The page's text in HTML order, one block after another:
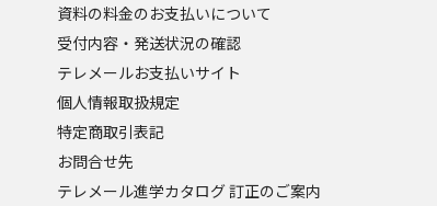
資料の料金のお支払いについて
受付内容・発送状況の確認
テレメールお支払いサイト
個人情報取扱規定
特定商取引表記
お問合せ先
テレメール進学カタログ 訂正のご案内